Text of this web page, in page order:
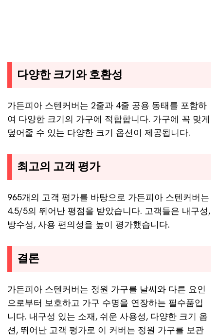
다양한 크기와 호환성
가든피아 스텐커버는 2줄과 4줄 공용 동태를 포함하
여 다양한 크기의 가구에 적합합니다. 가구에 꼭 맞게
덮어줄 수 있는 다양한 크기 옵션이 제공됩니다.
최고의 고객 평가
965개의 고객 평가를 바탕으로 가든피아 스텐커버는
4.5/5의 뛰어난 평점을 받았습니다. 고객들은 내구성,
방수성, 사용 편의성을 높이 평가했습니다.
결론
가든피아 스텐커버는 정원 가구를 날씨와 다른 요인
으로부터 보호하고 가구 수명을 연장하는 필수품입
니다. 내구성 있는 소재, 쉬운 사용성, 다양한 크기 옵
션, 뛰어난 고객 평가로 이 커버는 정원 가구를 보관